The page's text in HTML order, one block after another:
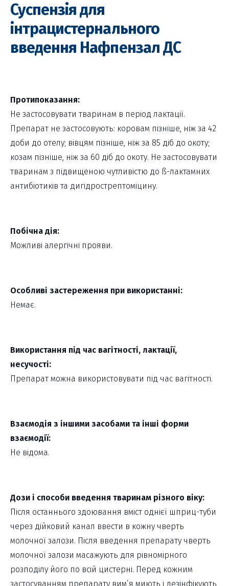
Суспензія для
інтрацистернального
введення Нафпензал ДС
Протипоказання:
Не застосовувати тваринам в період лактації.
Препарат не застосовують: коровам пізніше, ніж за 42
доби до отелу; вівцям пізніше, ніж за 85 діб до окоту;
козам пізніше, ніж за 60 діб до окоту. Не застосовувати
тваринам з підвищеною чутливістю до ß-лактамних
антибіотиків та дигідрострептоміцину.
Побічна дія:
Можливі алергічні прояви.
Особливі застереження при використанні:
Немає.
Використання під час вагітності, лактації,
несучості:
Препарат можна використовувати під час вагітності.
Взаємодія з іншими засобами та інші форми
взаємодії:
Не відома.
Дози і способи введення тваринам різного віку:
Після останнього здоювання вміст однієї шприц-туби
через дійковий канал ввести в кожну чверть
молочної залози. Після введення препарату чверть
молочної залози масажують для рівномірного
розподілу його по всій цистерні. Перед кожним
застосуванням препарату вим’я миють і дезінфікують